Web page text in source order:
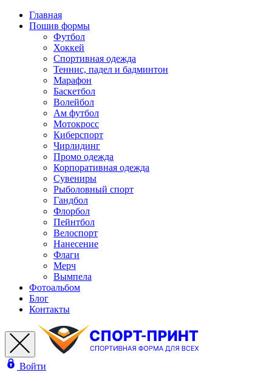
Главная
Пошив формы
Футбол
Хоккей
Спортивная одежда
Теннис, падел и бадминтон
Марафон
Баскетбол
Волейбол
Ам футбол
Мотокросс
Киберспорт
Чирлидинг
Промо одежда
Корпоративная одежда
Сувениры
Рыболовный спорт
Гандбол
Флорбол
Пейнтбол
Велоспорт
Нанесение
Флаги
Мерч
Вымпела
Фотоальбом
Блог
Контакты
Войти